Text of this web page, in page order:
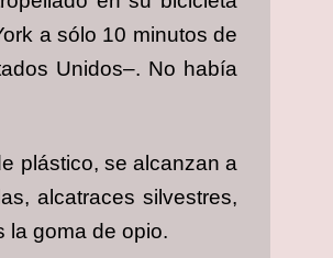
a sólo 10 minutos de
Unidos–. No había
plástico, se alcanzan a
alcatraces silvestres,
la goma de opio.